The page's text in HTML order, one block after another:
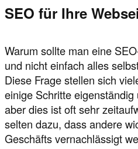
SEO für Ihre
Warum sollte man eine
und nicht einfach alles
Diese Frage stellen sich
einige Schritte
aber dies ist oft sehr
selten dazu, dass andere
Geschäfts vernachlässigt